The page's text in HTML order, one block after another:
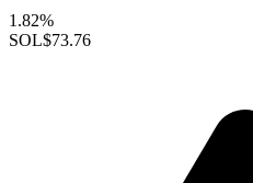
1.82%
SOL$73.76